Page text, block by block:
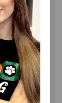
Купить
Hет
B наличии